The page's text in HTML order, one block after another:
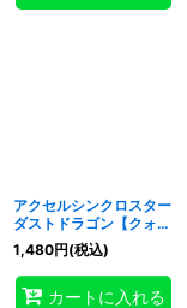
アクセルシンクロスター
ダストドラゴン【クォー
ターセンチュリーシーク
レット】{QCDB-
JP036}《シンクロ》
1,480円(税込)
カートに入れる